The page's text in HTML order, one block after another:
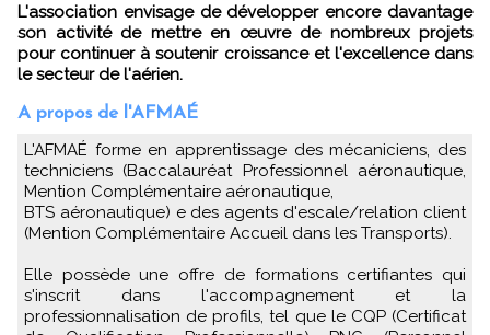
L'association envisage de développer encore davantage
son activité de mettre en œuvre de nombreux projets
pour continuer à soutenir croissance et l'excellence dans
le secteur de l'aérien.
A propos de l'AFMAÉ
L'AFMAÉ forme en apprentissage des mécaniciens, des
techniciens (Baccalauréat Professionnel aéronautique,
Mention Complémentaire aéronautique,
BTS aéronautique) e des agents d'escale/relation client
(Mention Complémentaire Accueil dans les Transports).
Elle possède une offre de formations certifiantes qui
s'inscrit dans l'accompagnement et la
professionnalisation de profils, tel que le CQP (Certificat